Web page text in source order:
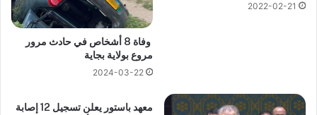
2022-02-21
وفاة 8 أشخاص في حادث مرور
مروع بولاية بجاية
2024-03-22
معهد باستور يعلن تسجيل 12 إصابة